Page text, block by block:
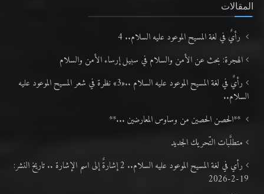
المقالات
رأيٌ في لغة المسيح الموعود عليه السلام.. 4
الهجرة: بحث عن الأمن والسلام في سبيل إرساء الأمن والسلام
رأيٌ في لغة المسيح الموعود عليه السلام ..«3» نظرة في شعر المسيح الموعود عليه
السلام..
**الحصن الحصين من وساوس المعارضين ...**
متطلَّبات التّحريك الجديد
رأي في لغة المسيح الموعود عليه السلام.. 2 إشارةٌ إلى اسم الإشارة .. تاريخ النشر:
19-2-2026